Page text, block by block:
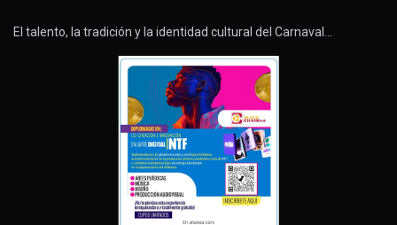
El talento, la tradición y la identidad cultural del Carnaval…